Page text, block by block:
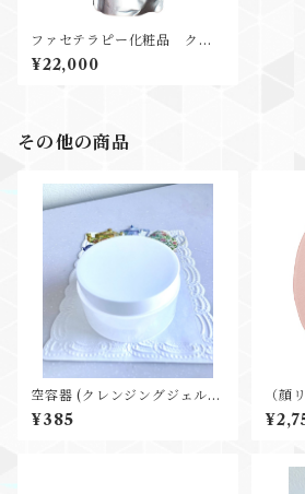
ファセテラピー化粧品 クレ
ンジングジェル 650g
¥22,000
その他の商品
空容器 (クレンジングジェル詰
め替え用)
¥385
（顔